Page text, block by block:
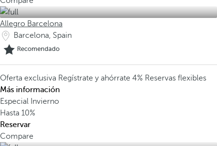
Allegro Barcelona
Barcelona, Spain
Recomendado
Oferta exclusiva Regístrate y ahórrate 4% Reservas flexibles
Más información
Especial Invierno
Hasta 10%
Reservar
Compare